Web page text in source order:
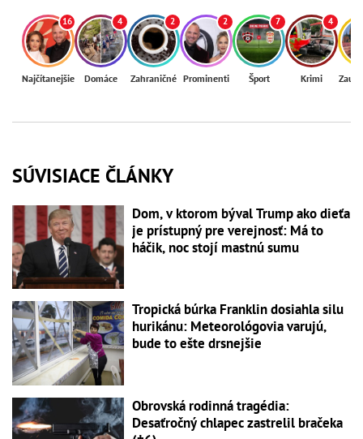
16
Najčítanejšie
4
Domáce
2
Zahraničné
2
Prominenti
7
Šport
4
Krimi
SÚVISIACE ČLÁNKY
Dom, v ktorom býval Trump ako dieťa
je prístupný pre verejnosť: Má to
háčik, noc stojí mastnú sumu
Tropická búrka Franklin dosiahla silu
hurikánu: Meteorológovia varujú,
bude to ešte drsnejšie
Obrovská rodinná tragédia:
Desaťročný chlapec zastrelil bračeka